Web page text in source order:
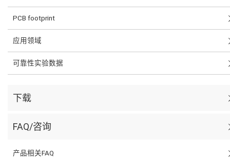
PCB footprint
应用领域
可靠性实验数据
下载
FAQ/咨询
产品相关FAQ